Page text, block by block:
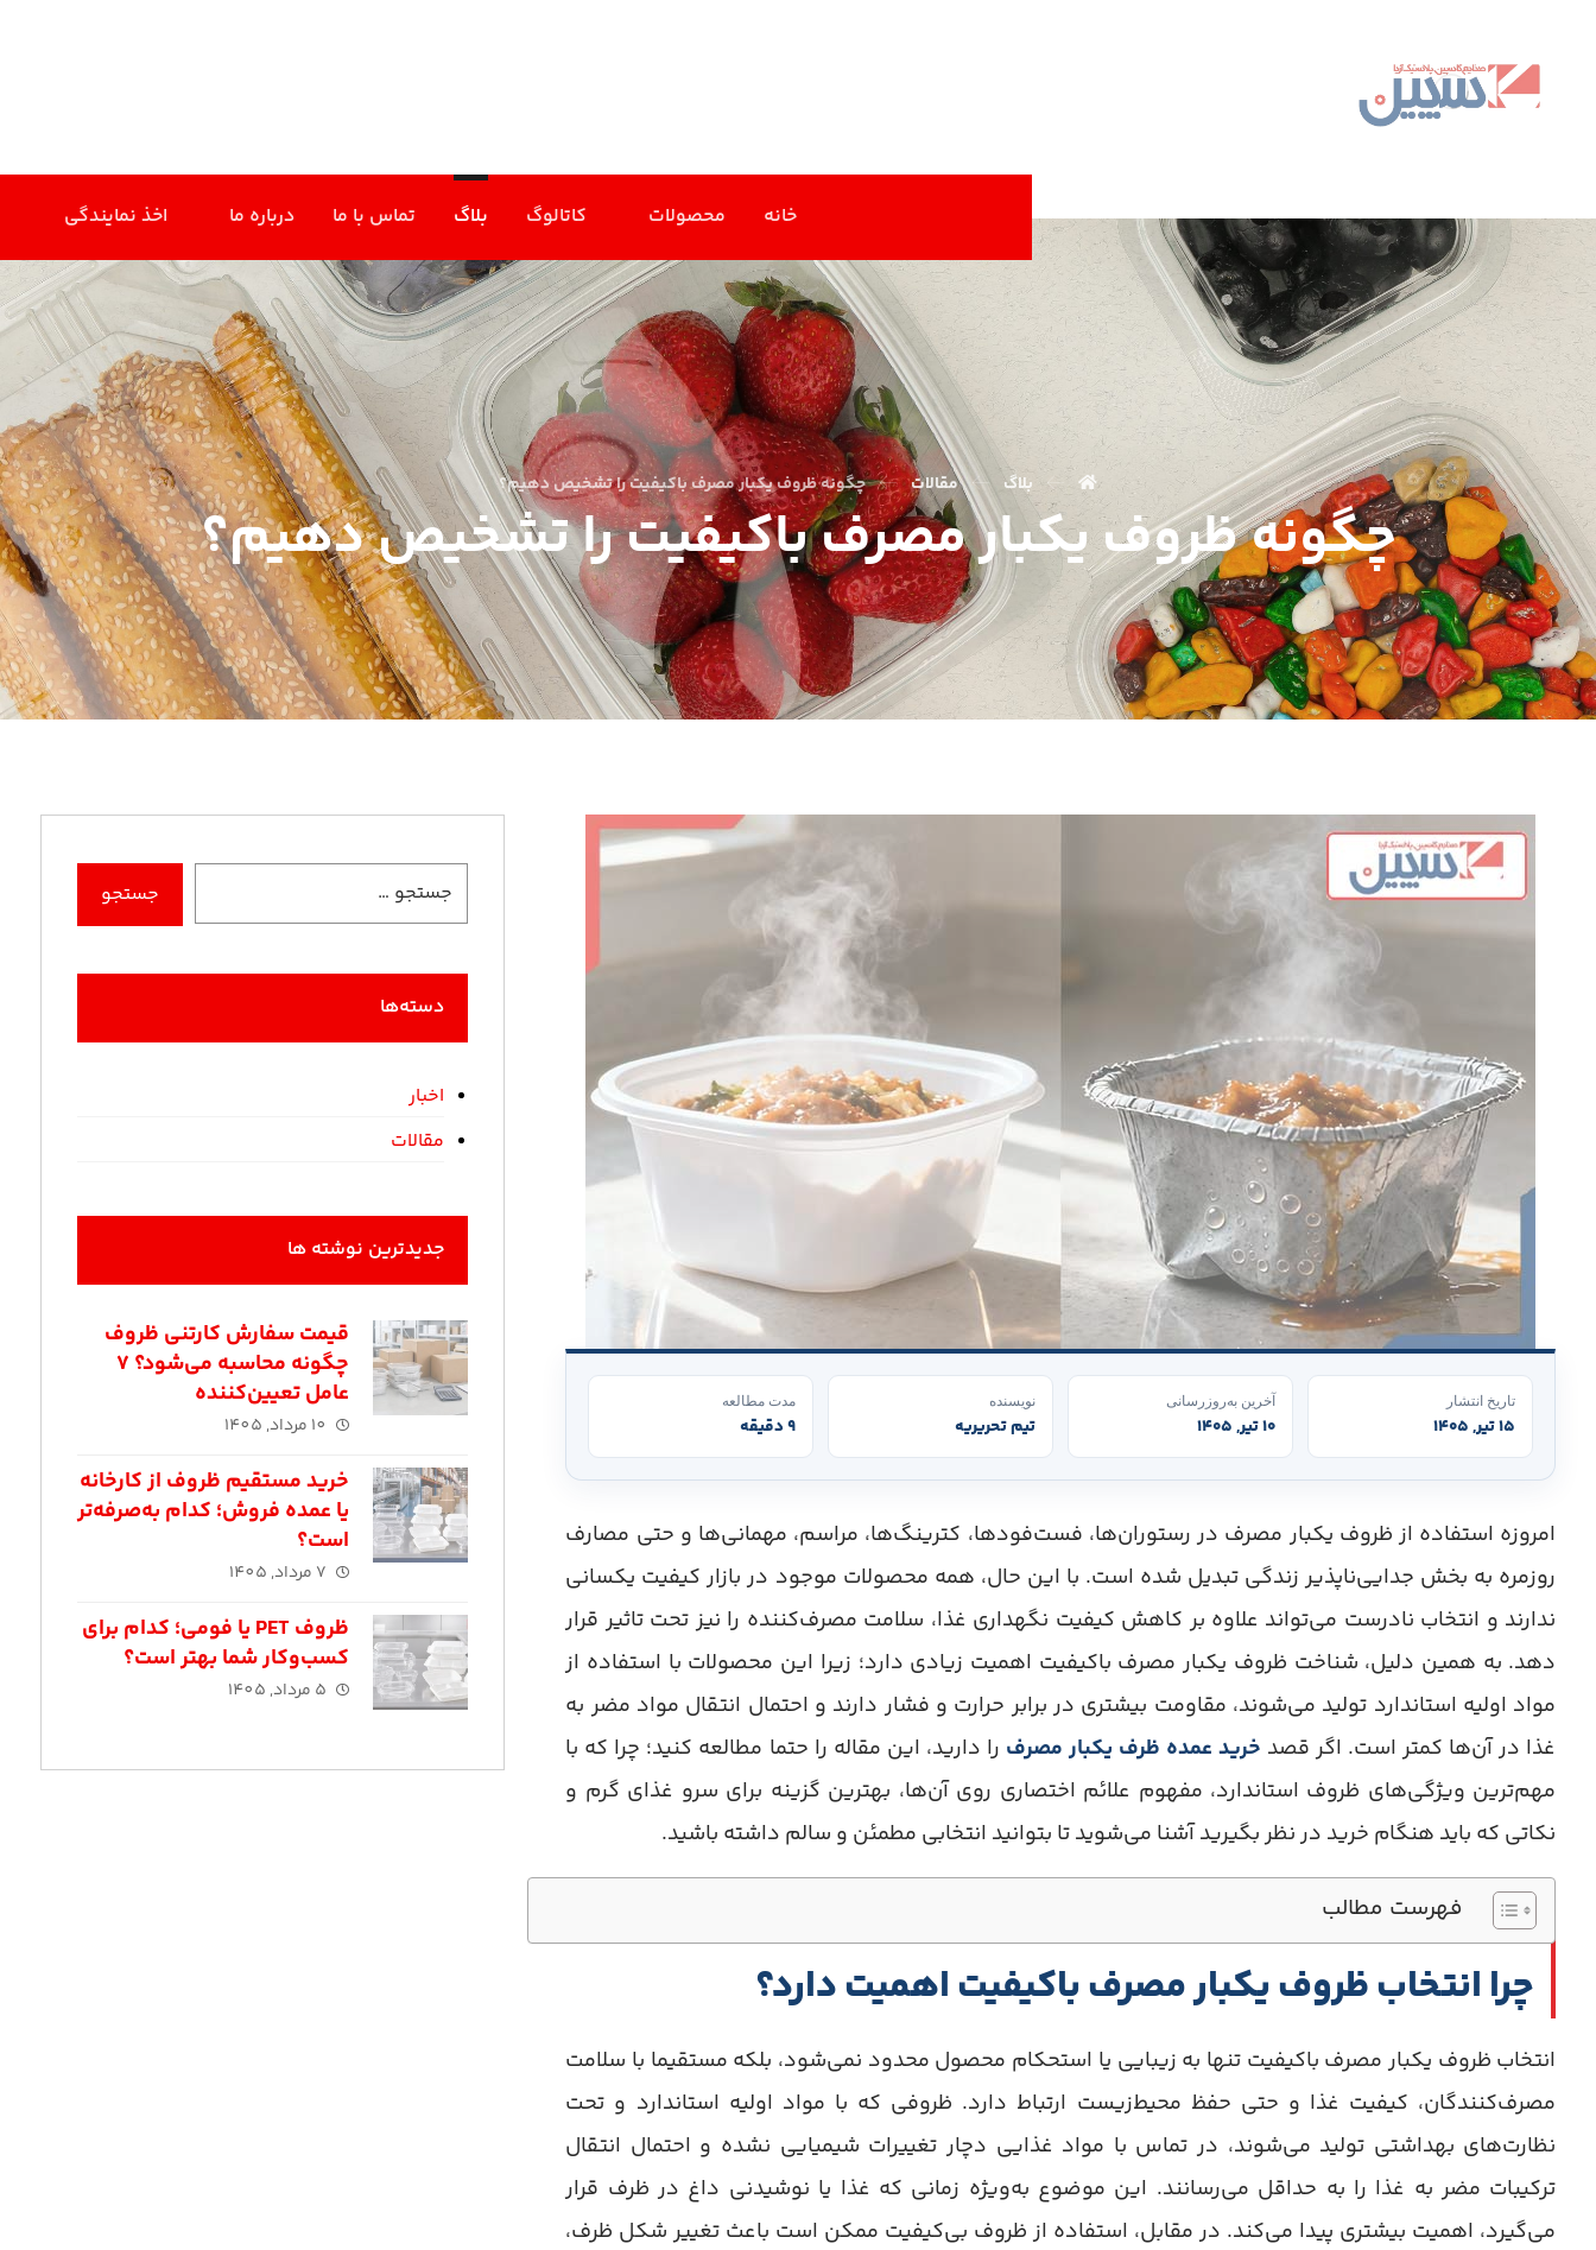
خانه محصولات کاتالوگ بلاگ تماس با ما درباره ما اخذ نمایندگی
بلاگ مقالات چگونه ظروف یکبار مصرف باکیفیت را تشخیص دهیم؟
چگونه ظروف یکبار مصرف باکیفیت را تشخیص دهیم؟
تاریخ انتشار
۱۵ تیر, ۱۴۰۵
آخرین به‌روزرسانی
۱۰ تیر, ۱۴۰۵
نویسنده
تیم تحریریه
مدت مطالعه
۹ دقیقه
امروزه استفاده از ظروف یکبار مصرف در رستوران‌ها، فست‌فودها، کترینگ‌ها، مراسم، مهمانی‌ها و حتی مصارف
روزمره به بخش جدایی‌ناپذیر زندگی تبدیل شده است. با این ‌حال، همه محصولات موجود در بازار کیفیت یکسانی
ندارند و انتخاب نادرست می‌تواند علاوه بر کاهش کیفیت نگهداری غذا، سلامت مصرف‌کننده را نیز تحت تاثیر قرار
دهد. به همین دلیل، شناخت ظروف یکبار مصرف باکیفیت اهمیت زیادی دارد؛ زیرا این محصولات با استفاده از
مواد اولیه استاندارد تولید می‌شوند، مقاومت بیشتری در برابر حرارت و فشار دارند و احتمال انتقال مواد مضر به
غذا در آن‌ها کمتر است. اگر قصد خرید عمده ظرف یکبار مصرف را دارید، این مقاله را حتما مطالعه کنید؛ چرا که با
مهم‌ترین ویژگی‌های ظروف استاندارد، مفهوم علائم اختصاری روی آن‌ها، بهترین گزینه برای سرو غذای گرم و
نکاتی که باید هنگام خرید در نظر بگیرید آشنا می‌شوید تا بتوانید انتخابی مطمئن و سالم داشته باشید.
فهرست مطالب
چرا انتخاب ظروف یکبار مصرف باکیفیت اهمیت دارد؟
انتخاب ظروف یکبار مصرف باکیفیت تنها به زیبایی یا استحکام محصول محدود نمی‌شود، بلکه مستقیما با سلامت
مصرف‌کنندگان، کیفیت غذا و حتی حفظ محیط‌زیست ارتباط دارد. ظروفی که با مواد اولیه استاندارد و تحت
نظارت‌های بهداشتی تولید می‌شوند، در تماس با مواد غذایی دچار تغییرات شیمیایی نشده و احتمال انتقال
ترکیبات مضر به غذا را به حداقل می‌رسانند. این موضوع به‌ویژه زمانی که غذا یا نوشیدنی داغ در ظرف قرار
می‌گیرد، اهمیت بیشتری پیدا می‌کند. در مقابل، استفاده از ظروف بی‌کیفیت ممکن است باعث تغییر شکل ظرف،
دسته‌ها
اخبار
مقالات
جدیدترین نوشته ها
قیمت سفارش کارتنی ظروف
چگونه محاسبه می‌شود؟ ۷
عامل تعیین‌کننده
10 مرداد, 1405
خرید مستقیم ظروف از کارخانه
یا عمده‌ فروش؛ کدام به‌صرفه‌تر
است؟
7 مرداد, 1405
ظروف PET یا فومی؛ کدام برای
کسب‌وکار شما بهتر است؟
5 مرداد, 1405